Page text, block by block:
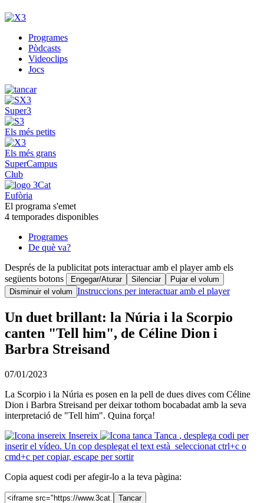
Programes
Pòdcasts
Videoclips
Jocs
Super3
Els més petits
Els més grans
SuperCampus
Club
Eufòria
El programa s'emet
4 temporades disponibles
Programes
De què va?
Després de la publicitat pots interactuar amb el player amb els
següents botons
Engegar/Aturar Silenciar
Pujar el volum
Disminuir el volum Instruccions per interactuar amb el player
Un duet brillant: la Núria i la Scorpio
canten "Tell him", de Céline Dion i
Barbra Streisand
07/01/2023
La Scorpio i la Núria es posen en la pell de dues dives com Céline
Dion i Barbra Streisand per deixar tothom bocabadat amb la seva
interpretació de "Tell him". Quina força!
Insereix
Tanca , desplega codi per
inserir el vídeo. Un cop desplegat el text està seleccionat ctrl+c o
cmd+c per copiar, escape per sortir
Copia aquest codi per afegir-lo a la teva pàgina:
Tancar